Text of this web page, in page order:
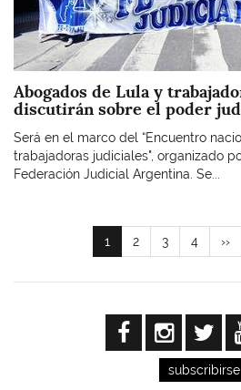
Abogados de Lula y
discutirán sobre el poder
Será en el marco del “Encuentro
trabajadoras judiciales", organizado
Federación Judicial Argentina. Se...
Paginación
Página
actual
1 Page
2 Page
3 Page
4 ››
subscribirse